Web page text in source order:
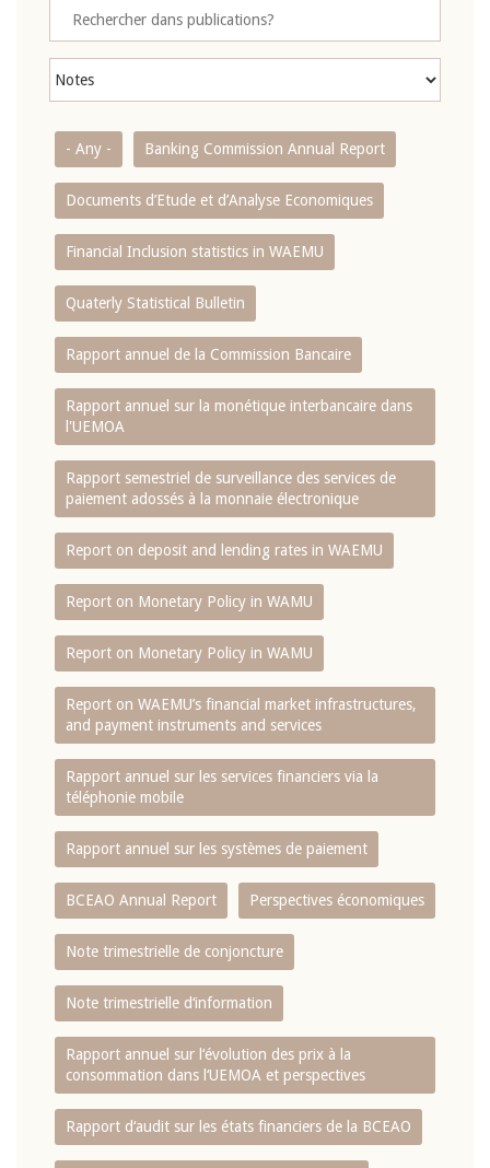
- Any - Banking Commission Annual Report
Documents d’Etude et d’Analyse Economiques
Financial Inclusion statistics in WAEMU
Quaterly Statistical Bulletin
Rapport annuel de la Commission Bancaire
Rapport annuel sur la monétique interbancaire dans
l'UEMOA
Rapport semestriel de surveillance des services de
paiement adossés à la monnaie électronique
Report on deposit and lending rates in WAEMU
Report on Monetary Policy in WAMU
Report on Monetary Policy in WAMU
Report on WAEMU’s financial market infrastructures,
and payment instruments and services
Rapport annuel sur les services financiers via la
téléphonie mobile
Rapport annuel sur les systèmes de paiement
BCEAO Annual Report Perspectives économiques
Note trimestrielle de conjoncture
Note trimestrielle d‘information
Rapport annuel sur l‘évolution des prix à la
consommation dans l‘UEMOA et perspectives
Rapport d‘audit sur les états financiers de la BCEAO